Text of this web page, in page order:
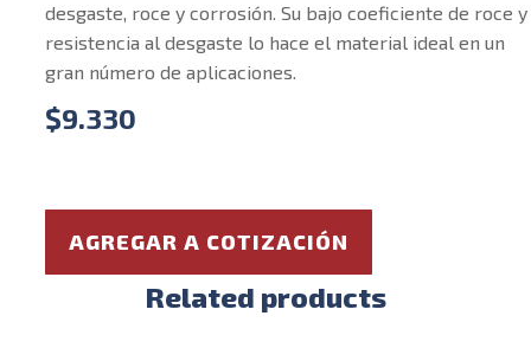
desgaste, roce y corrosión. Su bajo coeficiente de roce y
resistencia al desgaste lo hace el material ideal en un
gran número de aplicaciones.
$9.330
AGREGAR A COTIZACIÓN
Related products